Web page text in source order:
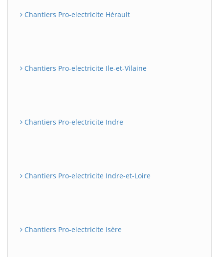
Chantiers Pro-electricite Hérault
Chantiers Pro-electricite Ile-et-Vilaine
Chantiers Pro-electricite Indre
Chantiers Pro-electricite Indre-et-Loire
Chantiers Pro-electricite Isère